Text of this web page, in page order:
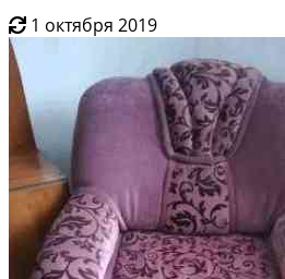
1 октября 2019